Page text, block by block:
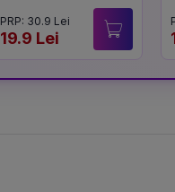
PRP: 30.9 Lei
19.9 Lei